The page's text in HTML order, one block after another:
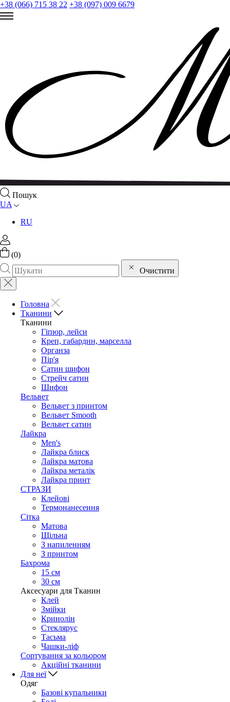
+38 (066) 715 38 22 +38 (097) 009 6679
Пошук
UA
RU
(0)
Очистити
Головна
Тканини
Тканини
Гіпюр, лейси
Креп, габардин, марселла
Органза
Пір'я
Сатин шифон
Стрейч сатин
Шифон
Вельвет
Вельвет з принтом
Вельвет Smooth
Вельвет сатин
Лайкра
Men's
Лайкра блиск
Лайкра матова
Лайкра металік
Лайкра принт
СТРАЗИ
Клейові
Термонанесення
Сітка
Матова
Щільна
З напиленням
З принтом
Бахрома
15 см
30 см
Аксесуари для Тканин
Клей
Змійки
Кринолін
Стеклярус
Тасьма
Чашки-ліф
Сортування за кольором
Акційні тканини
Для неї
Одяг
Базові купальники